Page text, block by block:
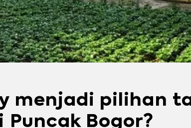
menjadi pilihan
Bogor?